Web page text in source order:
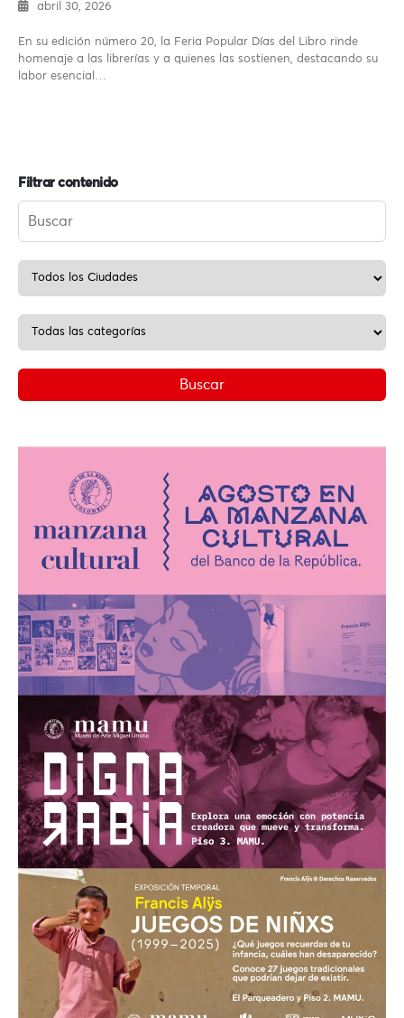
abril 30, 2026
En su edición número 20, la Feria Popular Días del Libro rinde
homenaje a las librerías y a quienes las sostienen, destacando su
labor esencial…
Filtrar contenido